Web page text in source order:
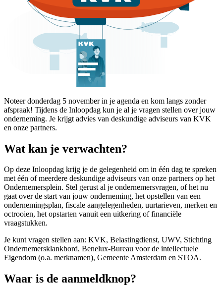
Noteer donderdag 5 november in je agenda en kom langs zonder
afspraak! Tijdens de Inloopdag kun je al je vragen stellen over jouw
onderneming. Je krijgt advies van deskundige adviseurs van KVK
en onze partners.
Wat kan je verwachten?
Op deze Inloopdag krijg je de gelegenheid om in één dag te spreken
met één of meerdere deskundige adviseurs van onze partners op het
Ondernemersplein. Stel gerust al je ondernemersvragen, of het nu
gaat over de start van jouw onderneming, het opstellen van een
ondernemingsplan, fiscale aangelegenheden, uurtarieven, merken en
octrooien, het opstarten vanuit een uitkering of financiële
vraagstukken.
Je kunt vragen stellen aan: KVK, Belastingdienst, UWV, Stichting
Ondernemersklankbord, Benelux-Bureau voor de intellectuele
Eigendom (o.a. merknamen), Gemeente Amsterdam en STOA.
Waar is de aanmeldknop?